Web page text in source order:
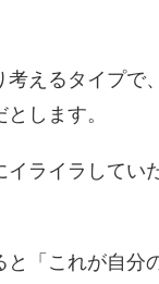
考えるタイプで
します。
イライラしてい
と「これが自分